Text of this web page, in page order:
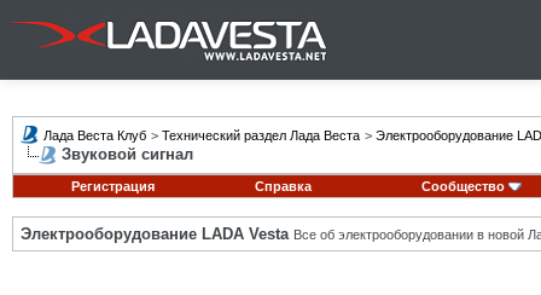
Лада Веста Клуб > Технический раздел Лада Веста > Электрооборудование
Звуковой сигнал
Регистрация Справка Сообщество
Электрооборудование LADA Vesta Все об электрооборудовании в новой